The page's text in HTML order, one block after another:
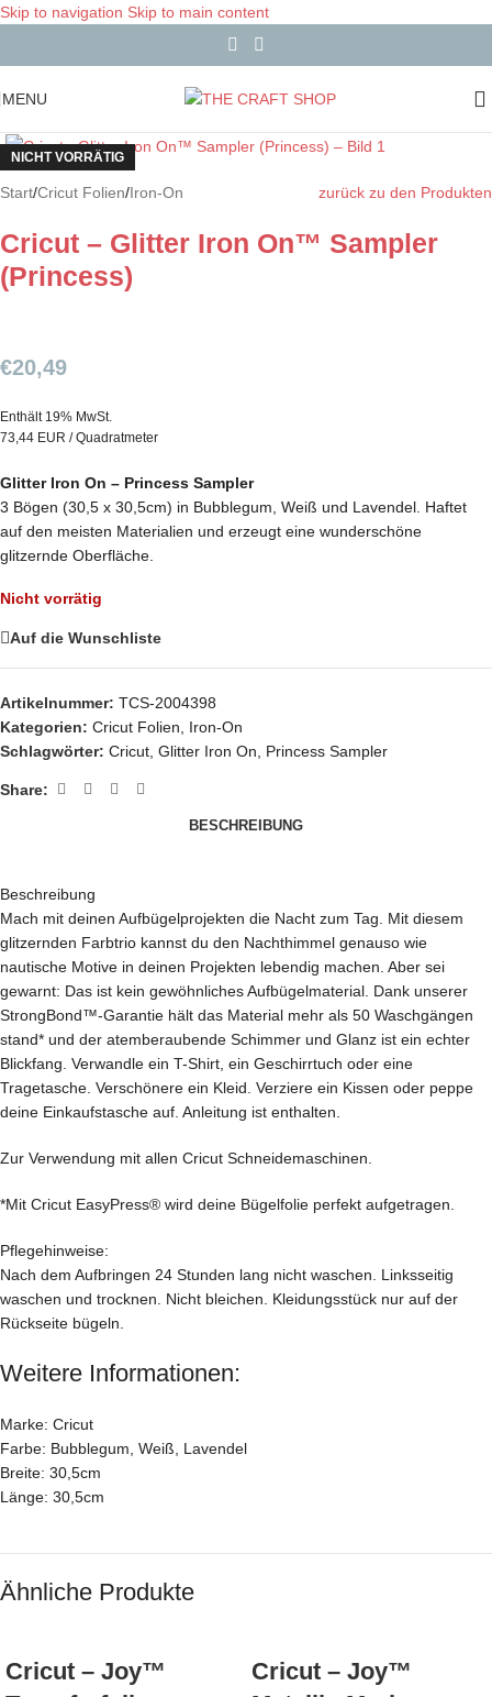
Skip to navigation Skip to main content
MENU
NICHT VORRÄTIG
Start/Cricut Folien/Iron-On zurück zu den Produkten
Cricut – Glitter Iron On™ Sampler
(Princess)
€20,49
Enthält 19% MwSt.
73,44 EUR / Quadratmeter
Glitter Iron On – Princess Sampler
3 Bögen (30,5 x 30,5cm) in Bubblegum, Weiß und Lavendel. Haftet
auf den meisten Materialien und erzeugt eine wunderschöne
glitzernde Oberfläche.
Nicht vorrätig
Auf die Wunschliste
Artikelnummer: TCS-2004398
Kategorien: Cricut Folien, Iron-On
Schlagwörter: Cricut, Glitter Iron On, Princess Sampler
Share:
BESCHREIBUNG
Beschreibung
Mach mit deinen Aufbügelprojekten die Nacht zum Tag. Mit diesem
glitzernden Farbtrio kannst du den Nachthimmel genauso wie
nautische Motive in deinen Projekten lebendig machen. Aber sei
gewarnt: Das ist kein gewöhnliches Aufbügelmaterial. Dank unserer
StrongBond™-Garantie hält das Material mehr als 50 Waschgängen
stand* und der atemberaubende Schimmer und Glanz ist ein echter
Blickfang. Verwandle ein T-Shirt, ein Geschirrtuch oder eine
Tragetasche. Verschönere ein Kleid. Verziere ein Kissen oder peppe
deine Einkaufstasche auf. Anleitung ist enthalten.
Zur Verwendung mit allen Cricut Schneidemaschinen.
*Mit Cricut EasyPress® wird deine Bügelfolie perfekt aufgetragen.
Pflegehinweise:
Nach dem Aufbringen 24 Stunden lang nicht waschen. Linksseitig
waschen und trocknen. Nicht bleichen. Kleidungsstück nur auf der
Rückseite bügeln.
Weitere Informationen:
Marke: Cricut
Farbe: Bubblegum, Weiß, Lavendel
Breite: 30,5cm
Länge: 30,5cm
Ähnliche Produkte
Cricut – Joy™
Cricut – Joy™